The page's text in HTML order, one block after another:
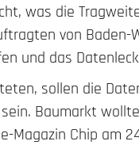
was die
von
und das
sollen die
Baumarkt
Magazin Chip am